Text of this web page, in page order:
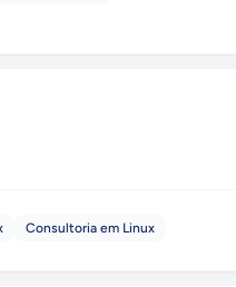
Consultoria em Linux